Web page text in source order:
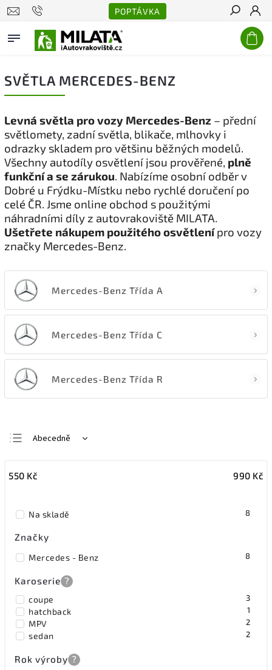
POPTÁVKA
Hledat
SVĚTLA MERCEDES-BENZ
Levná světla pro vozy Mercedes-Benz – přední
světlomety, zadní světla, blikače, mlhovky i
odrazky skladem pro většinu běžných modelů.
Všechny autodíly osvětlení jsou prověřené, plně
funkční a se zárukou. Nabízíme osobní odběr v
Dobré u Frýdku-Místku nebo rychlé doručení po
celé ČR. Jsme online obchod s použitými
náhradními díly z autovrakoviště MILATA.
Ušetřete nákupem použitého osvětlenípro vozy
značky Mercedes-Benz.
Mercedes-Benz Třída A
Mercedes-Benz Třída C
Mercedes-Benz Třída R
Abecedně
Nejdražší
550 Kč 990 Kč
Na skladě 8
Značky
Mercedes - Benz 8
Karoserie ?
coupe 3
hatchback 1
MPV 2
sedan 2
Rok výroby ?